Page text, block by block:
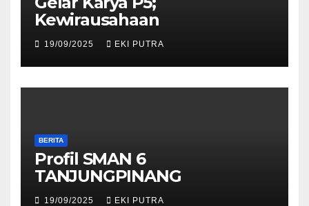
Kewirausahaan
19/09/2025 EKI PUTRA
BERITA
Profil SMAN 6
TANJUNGPINANG
19/09/2025 EKI PUTRA